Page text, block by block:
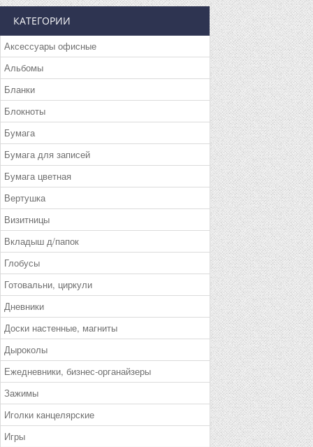
КАТЕГОРИИ
Аксессуары офисные
Альбомы
Бланки
Блокноты
Бумага
Бумага для записей
Бумага цветная
Вертушка
Визитницы
Вкладыш д/папок
Глобусы
Готовальни, циркули
Дневники
Доски настенные, магниты
Дыроколы
Ежедневники, бизнес-органайзеры
Зажимы
Иголки канцелярские
Игры